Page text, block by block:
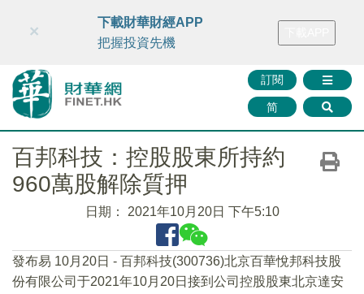
財華智庫網 FINTV FINMETA 財華證券 媒體矩陣
訂閱
简
×
下載財華財經APP
把握投資先機
百邦科技：控股股東所持約
960萬股解除質押
日期： 2021年10月20日 下午5:10
發布易 10月20日 - 百邦科技(300736)北京百華悅邦科技股
份有限公司于2021年10月20日接到公司控股股東北京達安